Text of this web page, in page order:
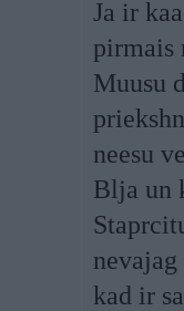
Ja ir
pirmais
Muusu
neesu
Blja un
kad ir